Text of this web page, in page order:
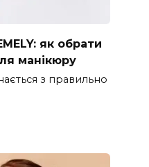
як обрати
манікюру
з правильно